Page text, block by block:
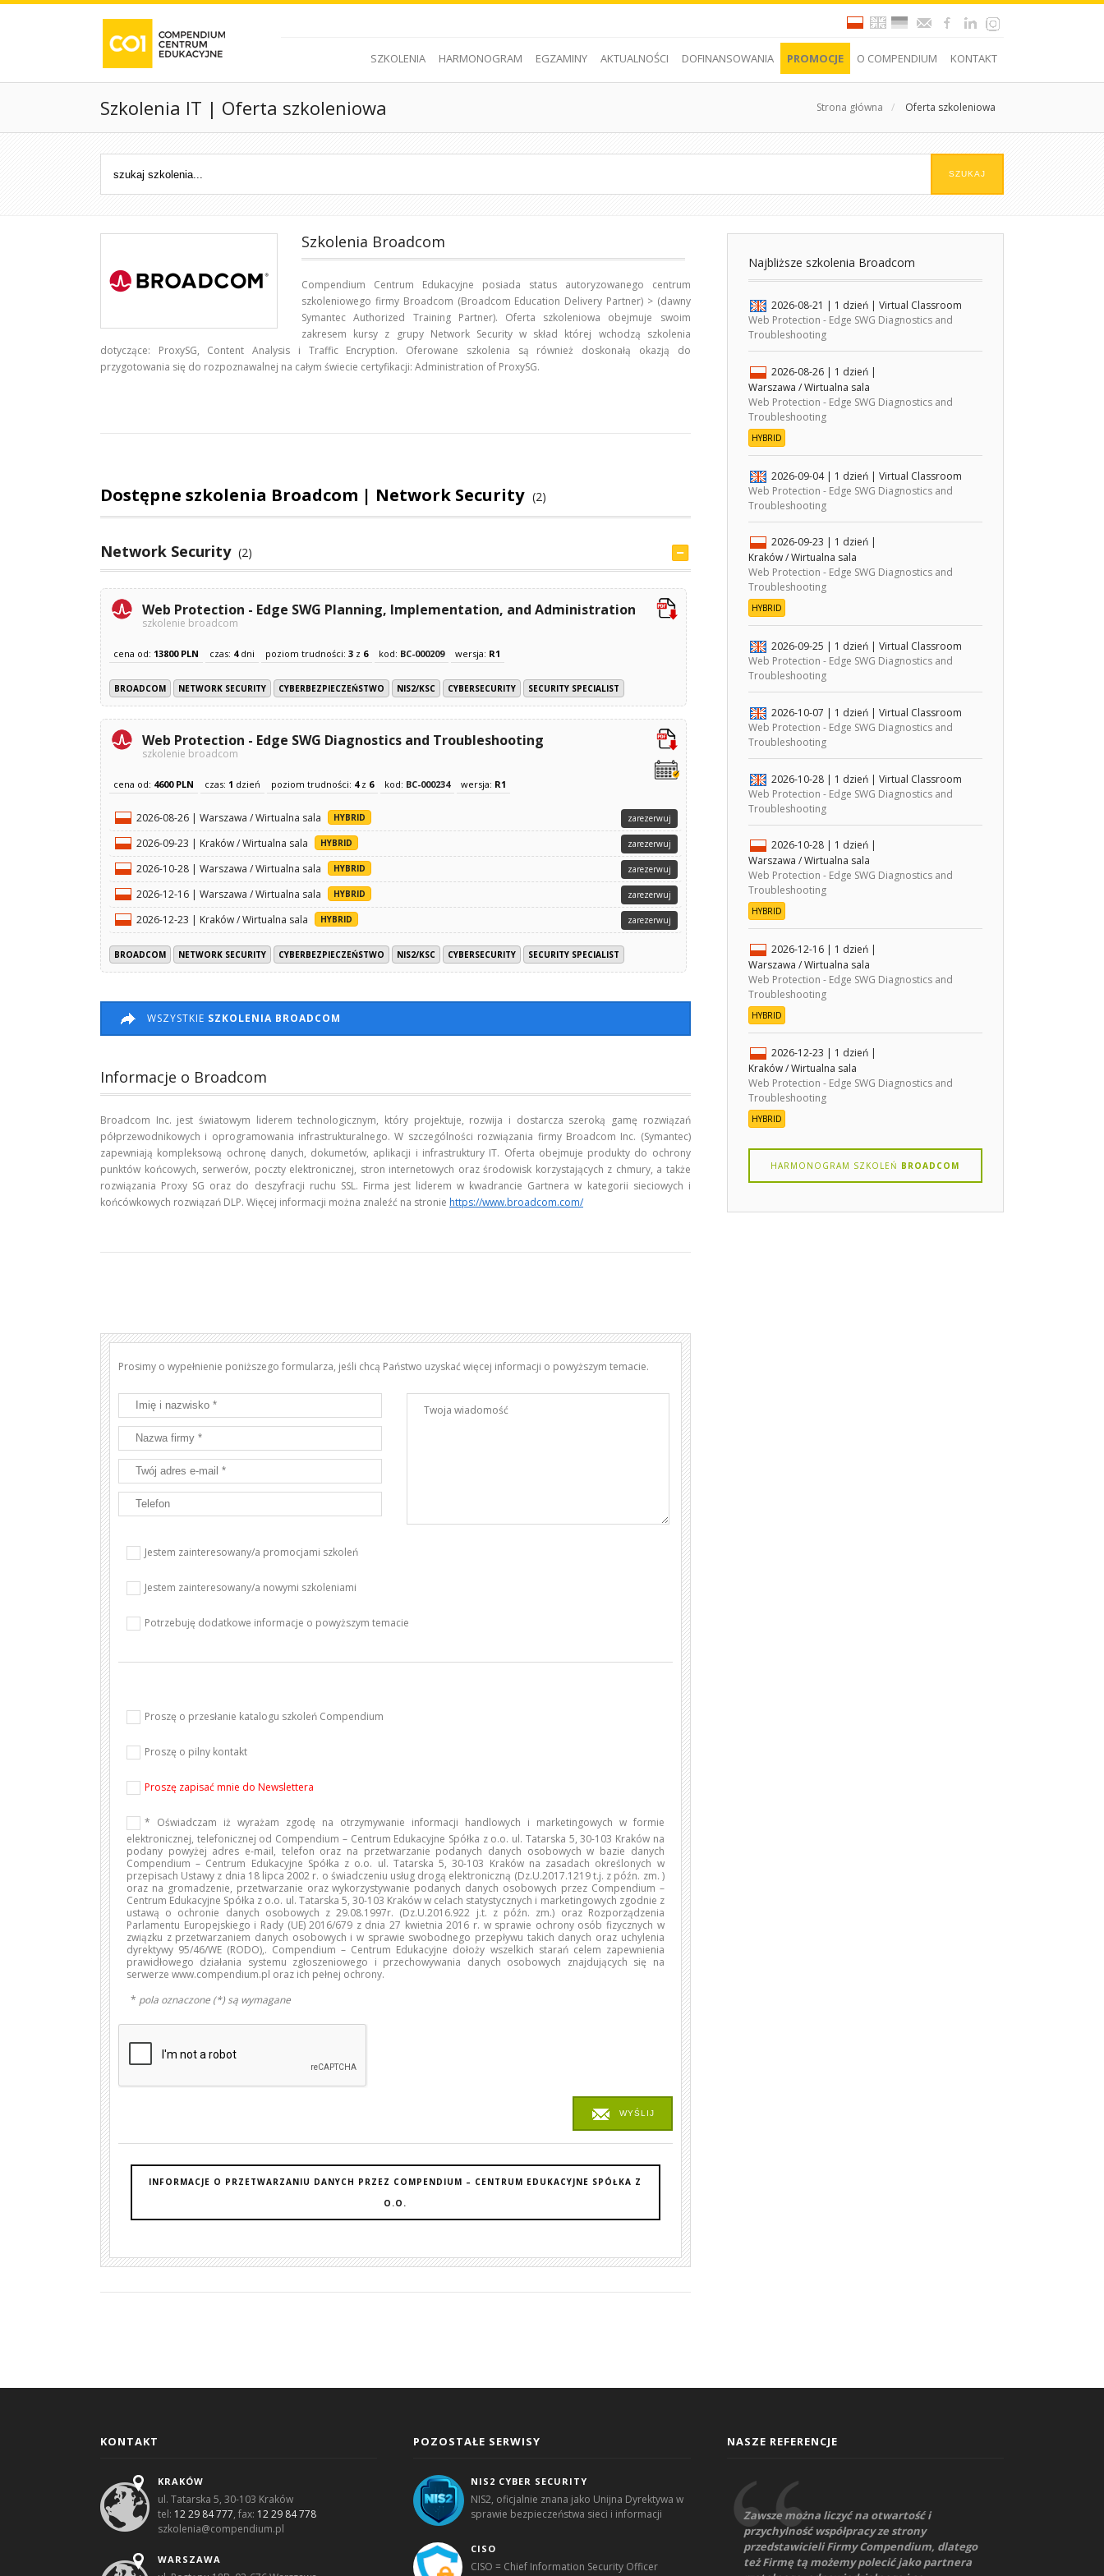
SZKOLENIA HARMONOGRAM EGZAMINY AKTUALNOŚCI DOFINANSOWANIA PROMOCJE O COMPENDIUM KONTAKT
Szkolenia IT | Oferta szkoleniowa Strona główna / Oferta szkoleniowa
Szkolenia Broadcom
Compendium Centrum Edukacyjne posiada status autoryzowanego centrum
szkoleniowego firmy Broadcom (Broadcom Education Delivery Partner) > (dawny
Symantec Authorized Training Partner). Oferta szkoleniowa obejmuje swoim
zakresem kursy z grupy Network Security w skład której wchodzą szkolenia
dotyczące: ProxySG, Content Analysis i Traffic Encryption. Oferowane szkolenia są również doskonałą okazją do
przygotowania się do rozpoznawalnej na całym świecie certyfikacji: Administration of ProxySG.
Dostępne szkolenia Broadcom | Network Security (2)
Network Security (2)
Web Protection - Edge SWG Planning, Implementation, and Administration
szkolenie broadcom
cena od: 13800 PLN czas: 4dni poziom trudności: 3 z 6 kod: BC-000209 wersja: R1
BROADCOM NETWORK SECURITY CYBERBEZPIECZEŃSTWO NIS2/KSC CYBERSECURITY SECURITY SPECIALIST
Web Protection - Edge SWG Diagnostics and Troubleshooting
szkolenie broadcom
cena od: 4600 PLN czas: 1 dzień poziom trudności: 4z 6 kod: BC-000234 wersja: R1
2026-08-26 | Warszawa / Wirtualna sala HYBRID zarezerwuj
2026-09-23 | Kraków / Wirtualna sala HYBRID zarezerwuj
2026-10-28 | Warszawa / Wirtualna sala HYBRID zarezerwuj
2026-12-16 | Warszawa / Wirtualna sala HYBRID zarezerwuj
2026-12-23 | Kraków / Wirtualna sala HYBRID zarezerwuj
BROADCOM NETWORK SECURITY CYBERBEZPIECZEŃSTWO NIS2/KSC CYBERSECURITY SECURITY SPECIALIST
WSZYSTKIE SZKOLENIA BROADCOM
Informacje o Broadcom
Broadcom Inc. jest światowym liderem technologicznym, który projektuje, rozwija i dostarcza szeroką gamę rozwiązań
półprzewodnikowych i oprogramowania infrastrukturalnego. W szczególności rozwiązania firmy Broadcom Inc. (Symantec)
zapewniają kompleksową ochronę danych, dokumetów, aplikacji i infrastruktury IT. Oferta obejmuje produkty do ochrony
punktów końcowych, serwerów, poczty elektronicznej, stron internetowych oraz środowisk korzystających z chmury, a także
rozwiązania Proxy SG oraz do deszyfracji ruchu SSL. Firma jest liderem w kwadrancie Gartnera w kategorii sieciowych i
końcówkowych rozwiązań DLP. Więcej informacji można znaleźć na stronie https://www.broadcom.com/
Prosimy o wypełnienie poniższego formularza, jeśli chcą Państwo uzyskać więcej informacji o powyższym temacie.
Jestem zainteresowany/a promocjami szkoleń
Jestem zainteresowany/a nowymi szkoleniami
Potrzebuję dodatkowe informacje o powyższym temacie
Proszę o przesłanie katalogu szkoleń Compendium
Proszę o pilny kontakt
Proszę zapisać mnie do Newslettera
* Oświadczam iż wyrażam zgodę na otrzymywanie informacji handlowych i marketingowych w formie
elektronicznej, telefonicznej od Compendium – Centrum Edukacyjne Spółka z o.o. ul. Tatarska 5, 30-103 Kraków na
podany powyżej adres e-mail, telefon oraz na przetwarzanie podanych danych osobowych w bazie danych
Compendium – Centrum Edukacyjne Spółka z o.o. ul. Tatarska 5, 30-103 Kraków na zasadach określonych w
przepisach Ustawy z dnia 18 lipca 2002 r. o świadczeniu usług drogą elektroniczną (Dz.U.2017.1219 t.j. z późn. zm. )
oraz na gromadzenie, przetwarzanie oraz wykorzystywanie podanych danych osobowych przez Compendium –
Centrum Edukacyjne Spółka z o.o. ul. Tatarska 5, 30-103 Kraków w celach statystycznych i marketingowych zgodnie z
ustawą o ochronie danych osobowych z 29.08.1997r. (Dz.U.2016.922 j.t. z późn. zm.) oraz Rozporządzenia
Parlamentu Europejskiego i Rady (UE) 2016/679 z dnia 27 kwietnia 2016 r. w sprawie ochrony osób fizycznych w
związku z przetwarzaniem danych osobowych i w sprawie swobodnego przepływu takich danych oraz uchylenia
dyrektywy 95/46/WE (RODO),. Compendium – Centrum Edukacyjne dołoży wszelkich starań celem zapewnienia
prawidłowego działania systemu zgłoszeniowego i przechowywania danych osobowych znajdujących się na
serwerze www.compendium.pl oraz ich pełnej ochrony.
* pola oznaczone (*) są wymagane
WYŚLIJ
INFORMACJE O PRZETWARZANIU DANYCH PRZEZ COMPENDIUM – CENTRUM EDUKACYJNE SPÓŁKA Z
O.O.
Najbliższe szkolenia Broadcom
2026-08-21 | 1 dzień | Virtual Classroom
Web Protection - Edge SWG Diagnostics and
Troubleshooting
2026-08-26 | 1 dzień |
Warszawa / Wirtualna sala
Web Protection - Edge SWG Diagnostics and
Troubleshooting
HYBRID
2026-09-04 | 1 dzień | Virtual Classroom
Web Protection - Edge SWG Diagnostics and
Troubleshooting
2026-09-23 | 1 dzień |
Kraków / Wirtualna sala
Web Protection - Edge SWG Diagnostics and
Troubleshooting
HYBRID
2026-09-25 | 1 dzień | Virtual Classroom
Web Protection - Edge SWG Diagnostics and
Troubleshooting
2026-10-07 | 1 dzień | Virtual Classroom
Web Protection - Edge SWG Diagnostics and
Troubleshooting
2026-10-28 | 1 dzień | Virtual Classroom
Web Protection - Edge SWG Diagnostics and
Troubleshooting
2026-10-28 | 1 dzień |
Warszawa / Wirtualna sala
Web Protection - Edge SWG Diagnostics and
Troubleshooting
HYBRID
2026-12-16 | 1 dzień |
Warszawa / Wirtualna sala
Web Protection - Edge SWG Diagnostics and
Troubleshooting
HYBRID
2026-12-23 | 1 dzień |
Kraków / Wirtualna sala
Web Protection - Edge SWG Diagnostics and
Troubleshooting
HYBRID
HARMONOGRAM SZKOLEŃ BROADCOM
KONTAKT
KRAKÓW
ul. Tatarska 5, 30-103 Kraków
tel: 12 29 84 777, fax: 12 29 84 778
szkolenia@compendium.pl
WARSZAWA
POZOSTAŁE SERWISY
NIS2 CYBER SECURITY
NIS2, oficjalnie znana jako Unijna Dyrektywa w
sprawie bezpieczeństwa sieci i informacji
CISO
CISO = Chief Information Security Officer
NASZE REFERENCJE
Zawsze można liczyć na otwartość i
przychylność współpracy ze strony
przedstawicieli Firmy Compendium, dlatego
też Firmę tą możemy polecić jako partnera